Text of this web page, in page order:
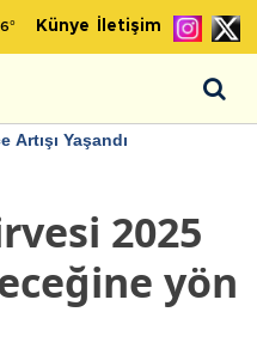
° Künye İletişim
Artışı Yaşandı
2025
yön